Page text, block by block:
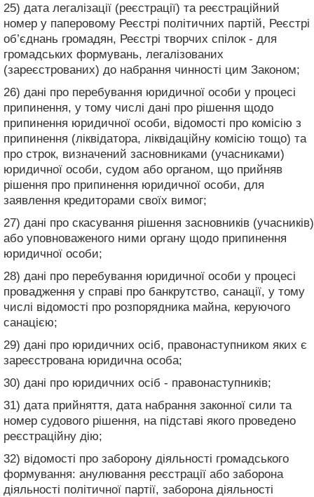
25) дата легалізації (реєстрації) та реєстраційний
номер у паперовому Реєстрі політичних партій, Реєстрі
об’єднань громадян, Реєстрі творчих спілок - для
громадських формувань, легалізованих
(зареєстрованих) до набрання чинності цим Законом;
26) дані про перебування юридичної особи у процесі
припинення, у тому числі дані про рішення щодо
припинення юридичної особи, відомості про комісію з
припинення (ліквідатора, ліквідаційну комісію тощо) та
про строк, визначений засновниками (учасниками)
юридичної особи, судом або органом, що прийняв
рішення про припинення юридичної особи, для
заявлення кредиторами своїх вимог;
27) дані про скасування рішення засновників (учасників)
або уповноваженого ними органу щодо припинення
юридичної особи;
28) дані про перебування юридичної особи у процесі
провадження у справі про банкрутство, санації, у тому
числі відомості про розпорядника майна, керуючого
санацією;
29) дані про юридичних осіб, правонаступником яких є
зареєстрована юридична особа;
30) дані про юридичних осіб - правонаступників;
31) дата прийняття, дата набрання законної сили та
номер судового рішення, на підставі якого проведено
реєстраційну дію;
32) відомості про заборону діяльності громадського
формування: анулювання реєстрації або заборона
діяльності політичної партії, заборона діяльності